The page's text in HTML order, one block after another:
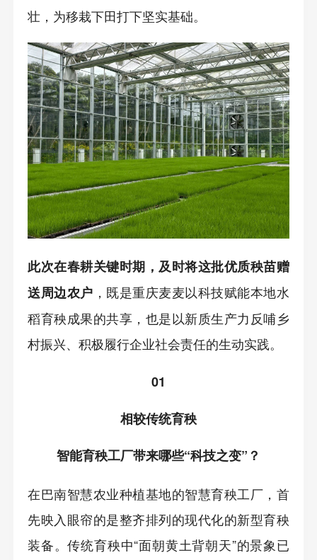
壮，为移栽下田打下坚实基础。
此次在春耕关键时期，及时将这批优质秧苗赠
送周边农户 ，既是重庆麦麦以科技赋能本地水
稻育秧成果的共享，也是以新质生产力反哺乡
村振兴、积极履行企业社会责任的生动实践。
01
相较传统育秧
智能育秧工厂带来哪些“科技之变”？
在巴南智慧农业种植基地的智慧育秧工厂，首
先映入眼帘的是整齐排列的现代化的新型育秧
装备。传统育秧中“面朝黄土背朝天”的景象已